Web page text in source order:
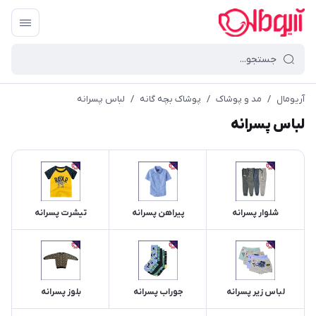
آریومال / مد و پوشاک / پوشاک بچه گانه / لباس پسرانه
لباس پسرانه
شلوار پسرانه پیراهن پسرانه تیشرت پسرانه
لباس زیر پسرانه جوراب پسرانه بلوز پسرانه